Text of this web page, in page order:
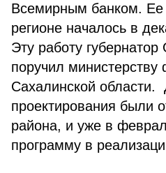
Всемирным банком.
регионе началось в
Эту работу
поручил министерству
Сахалинской области.
проектирования были
района, и уже в
программу в